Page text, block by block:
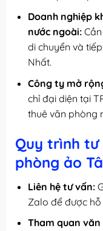
Doanh nghiệp
nước ngoài:Cần
di chuyển và
Nhất.
Công ty mở
chỉ đại diện tại
thuê văn phòng
Quy trình tư
phòng ảo
Liên hệ tư vấn:
Zalo để được
Tham quan